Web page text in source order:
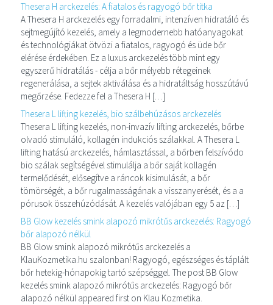
Thesera H arckezelés: A fiatalos és ragyogó bőr titka
A Thesera H arckezelés egy forradalmi, intenzíven hidratáló és
sejtmegújító kezelés, amely a legmodernebb hatóanyagokat
és technológiákat ötvözi a fiatalos, ragyogó és üde bőr
elérése érdekében. Ez a luxus arckezelés több mint egy
egyszerű hidratálás - célja a bőr mélyebb rétegeinek
regenerálása, a sejtek aktiválása és a hidratáltság hosszútávú
megőrzése. Fedezze fel a Thesera H […]
Thesera L lifting kezelés, bio szálbehúzásos arckezelés
Thesera L lifting kezelés, non-invazív lifting arckezelés, bőrbe
olvadó stimuláló, kollagén indukciós szálakkal. A Thesera L
lifting hatású arckezelés, hámlasztással, a bőrben felszívódo
bio szálak segítségével stimulálja a bőr saját kollagén
termelődését, elősegítve a ráncok kisimulását, a bőr
tömörségét, a bőr rugalmasságának a visszanyerését, és a a
pórusok összehúzódását. A kezelés valójában egy 5 az […]
BB Glow kezelés smink alapozó mikrótűs arckezelés: Ragyogó
bőr alapozó nélkül
BB Glow smink alapozó mikrótűs arckezelés a
KlauKozmetika.hu szalonban! Ragyogó, egészséges és táplált
bőr hetekig-hónapokig tartó szépséggel. The post BB Glow
kezelés smink alapozó mikrótűs arckezelés: Ragyogó bőr
alapozó nélkül appeared first on Klau Kozmetika.